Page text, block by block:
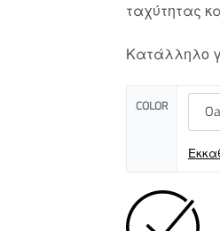
ταχύτητας
Κατάλληλο
COLOR